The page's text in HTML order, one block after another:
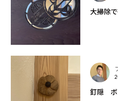
大掃除
釘隠 ボ